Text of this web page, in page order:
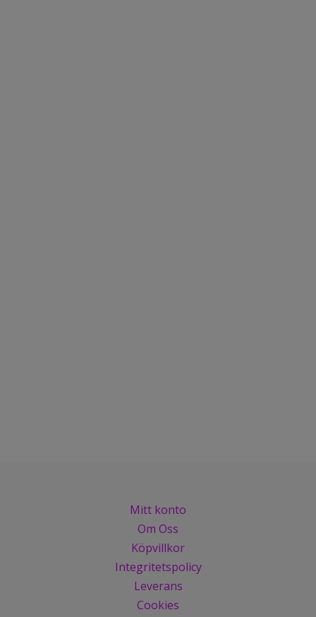
Mitt konto
Om Oss
Köpvillkor
Integritetspolicy
Leverans
Cookies